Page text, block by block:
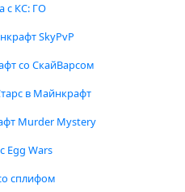
с КС: ГО
SkyPvP
со СкайВарсом
в Майнкрафт
Murder Mystery
Egg Wars
сплифом